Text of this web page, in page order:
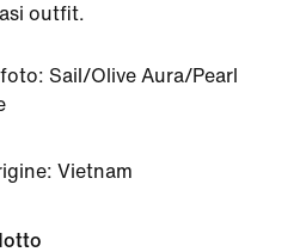
outfit.
Sail/Olive Aura/Pearl
Vietnam